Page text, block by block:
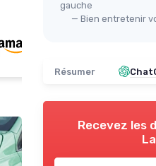
gauche
— Bien entretenir
Résumer
Recevez les